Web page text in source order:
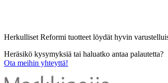
Herkulliset Reformi tuotteet löydät hyvin
Heräsikö kysymyksiä tai haluatko antaa palautetta?
Ota meihin yhteyttä!